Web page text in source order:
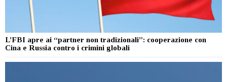
L’FBI apre ai “partner non tradizionali”: cooperazione con
Cina e Russia contro i crimini globali